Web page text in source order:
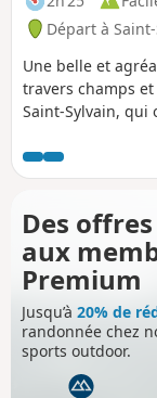
Départ à
Une belle et
travers champs
Saint-Sylvain,
qui ne demande
Des
aux
Premium
Jusqu’à 20% de
randonnée chez
sports outdoor.